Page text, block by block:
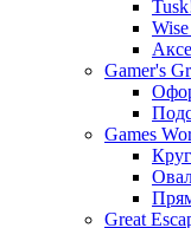
Gamer's
Games
Great